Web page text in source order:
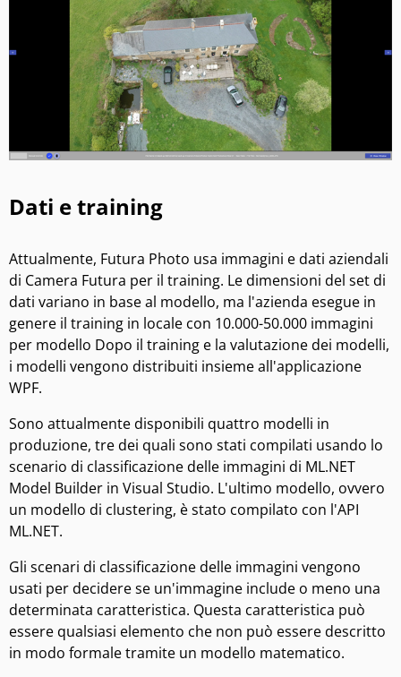
Dati e training
Attualmente, Futura Photo usa immagini e dati aziendali
di Camera Futura per il training. Le dimensioni del set di
dati variano in base al modello, ma l'azienda esegue in
genere il training in locale con 10.000-50.000 immagini
per modello Dopo il training e la valutazione dei modelli,
i modelli vengono distribuiti insieme all'applicazione
WPF.
Sono attualmente disponibili quattro modelli in
produzione, tre dei quali sono stati compilati usando lo
scenario di classificazione delle immagini di ML.NET
Model Builder in Visual Studio. L'ultimo modello, ovvero
un modello di clustering, è stato compilato con l'API
ML.NET.
Gli scenari di classificazione delle immagini vengono
usati per decidere se un'immagine include o meno una
determinata caratteristica. Questa caratteristica può
essere qualsiasi elemento che non può essere descritto
in modo formale tramite un modello matematico.